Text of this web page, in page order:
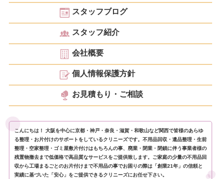
スタッフブログ
スタッフ紹介
会社概要
個人情報保護方針
お見積もり・ご相談
こんにちは！ 大阪を中心に京都・神戸・奈良・滋賀・和歌山など関西で皆様のあらゆ
る整理・お片付けのサポートをしているクリニーズです。不用品回収・遺品整理・生前
整理・空家整理・ゴミ屋敷片付けはもちろんの事、廃業・閉業・閉鎖に伴う事業者様の
残置物撤去まで低価格で高品質なサービスをご提供致します。ご家庭の少量の不用品回
収から工場まるごとのお片付けまで不用品の事でお困りの際は「創業21年」の信頼と
実績に基づいた「安心」をご提供できるクリニーズにお任せ下さい。